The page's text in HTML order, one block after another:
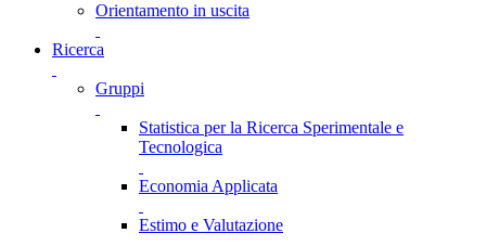
Orientamento in uscita
Ricerca
Gruppi
Statistica per la Ricerca Sperimentale e
Tecnologica
Economia Applicata
Estimo e Valutazione